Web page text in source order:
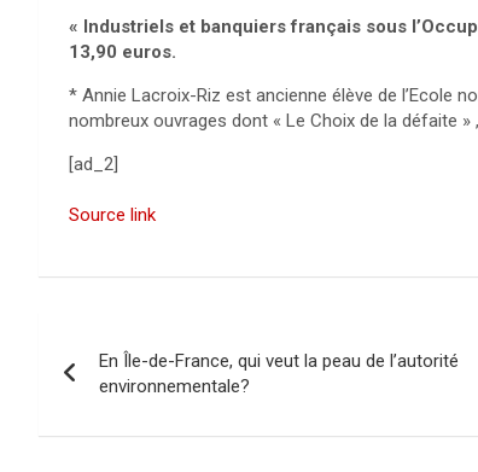
« Industriels et banquiers français sous
13,90 euros.
* Annie Lacroix-Riz est ancienne élève de l’Ecole
nombreux ouvrages dont « Le Choix de la défaite »
[ad_2]
Source link
v
En Île-de-France, qui veut la peau de l’autorité
environnementale?